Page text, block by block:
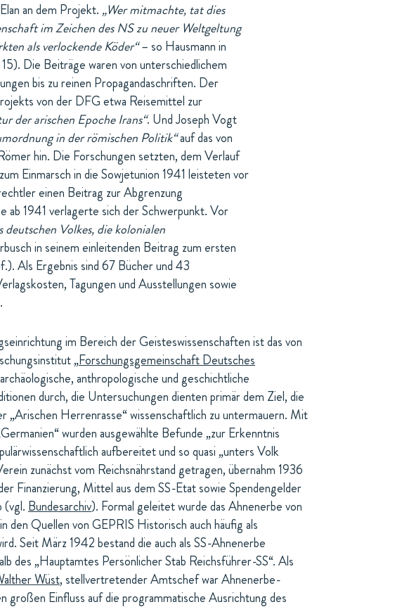
an dem Projekt. „Wer mitmachte, tat dies
im Zeichen des NS zu neuer Weltgeltung
als verlockende Köder“– so Hausmann in
Die Beiträge waren von unterschiedlichem
bis zu reinen Propagandaschriften. Der
von der DFG etwa Reisemittel zur
der arischen Epoche Irans“. Und Joseph Vogt
in der römischen Politik“auf das von
hin. Die Forschungen setzten, dem Verlauf
Einmarsch in die Sowjetunion 1941 leisteten vor
einen Beitrag zur Abgrenzung
ab 1941 verlagerte sich der Schwerpunkt. Vor
deutschen Volkes, die kolonialen
in seinem einleitenden Beitrag zum ersten
Als Ergebnis sind 67 Bücher und 43
Tagungen und Ausstellungen sowie
im Bereich der Geisteswissenschaften ist das von
„Forschungsgemeinschaft Deutsches
anthropologische und geschichtliche
durch, die Untersuchungen dienten primär dem Ziel, die
„Arischen Herrenrasse“ wissenschaftlich zu untermauern. Mit
wurden ausgewählte Befunde „zur Erkenntnis
aufbereitet und so quasi „unters Volk
zunächst vom Reichsnährstand getragen, übernahm 1936
Finanzierung, Mittel aus dem SS-Etat sowie Spendengelder
(vgl. Bundesarchiv). Formal geleitet wurde das Ahnenerbe von
den Quellen von GEPRIS Historisch auch häufig als
Seit März 1942 bestand die auch als SS-Ahnenerbe
des „Hauptamtes Persönlicher Stab Reichsführer-SS“. Als
Wüst, stellvertretender Amtschef war Ahnenerbe-
großen Einfluss auf die programmatische Ausrichtung des